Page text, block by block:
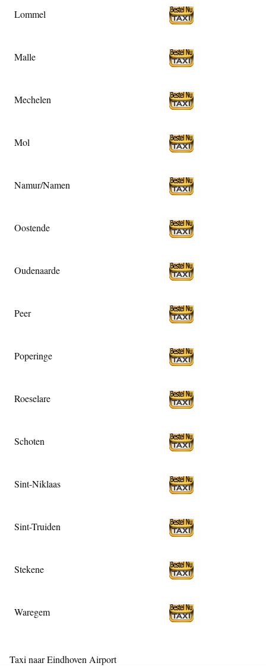
Lommel
Malle
Mechelen
Mol
Namur/Namen
Oostende
Oudenaarde
Peer
Poperinge
Roeselare
Schoten
Sint-Niklaas
Sint-Truiden
Stekene
Waregem
Taxi naar Eindhoven Airport